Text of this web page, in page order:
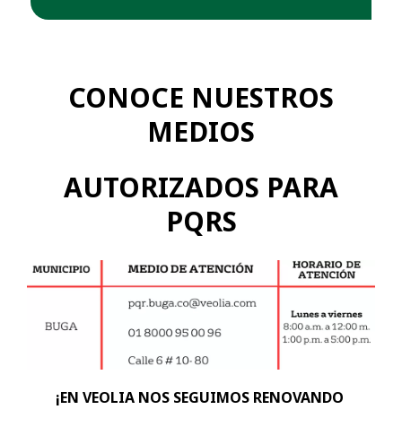
CONOCE NUESTROS
MEDIOS
AUTORIZADOS PARA
PQRS
¡EN VEOLIA NOS SEGUIMOS RENOVANDO